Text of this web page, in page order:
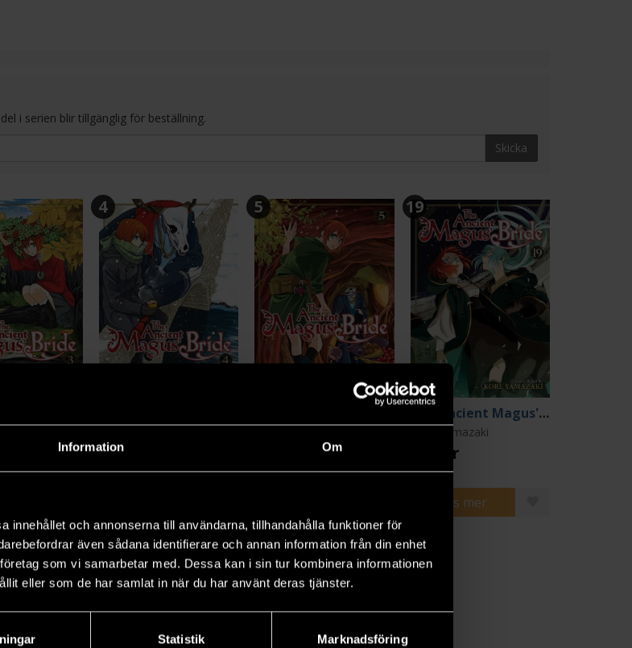
Information Om
innehållet och annonserna till användarna, tillhandahålla funktioner för
även sådana identifierare och annan information från din enhet
som vi samarbetar med. Dessa kan i sin tur kombinera informationen
eller som de har samlat in när du har använt deras tjänster.
Statistik Marknadsföring
i serien blir tillgänglig för beställning.
Skicka
4
239 kr
5
Längre leveranstid
19
The Ancient Magus' Bride Vol 19
Kore Yamazaki
159 kr
Läs mer